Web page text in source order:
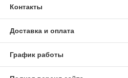
Контакты
Доставка и оплата
График работы